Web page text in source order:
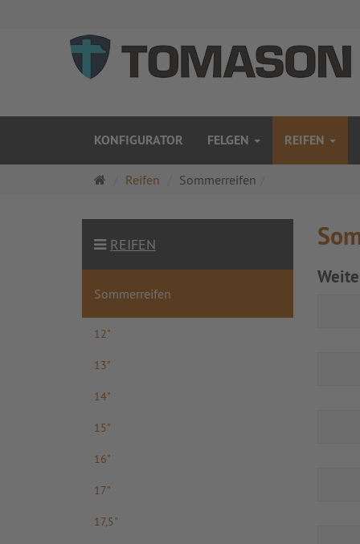
KONFIGURATOR FELGEN REIFEN
Startseite
Reifen Sommerreifen
REIFEN
Sommerreifen
12"
13"
14"
15"
16"
17"
17,5"